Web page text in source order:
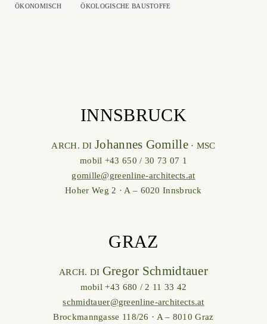
ÖKONOMISCH ÖKOLOGISCHE BAUSTOFFE
INNSBRUCK
ARCH. DIJohannes Gomille· MSC
mobil +43 650 / 30 73 07 1
gomille@greenline-architects.at
Hoher Weg 2 · A – 6020 Innsbruck
GRAZ
ARCH. DI Gregor Schmidtauer
mobil +43 680 / 2 11 33 42
schmidtauer@greenline-architects.at
Brockmanngasse 118/26 · A – 8010 Graz